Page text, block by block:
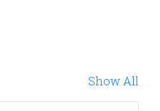
Show All